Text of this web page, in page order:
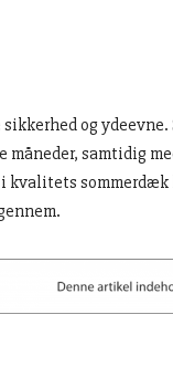
og
samtidig
sommerdæk